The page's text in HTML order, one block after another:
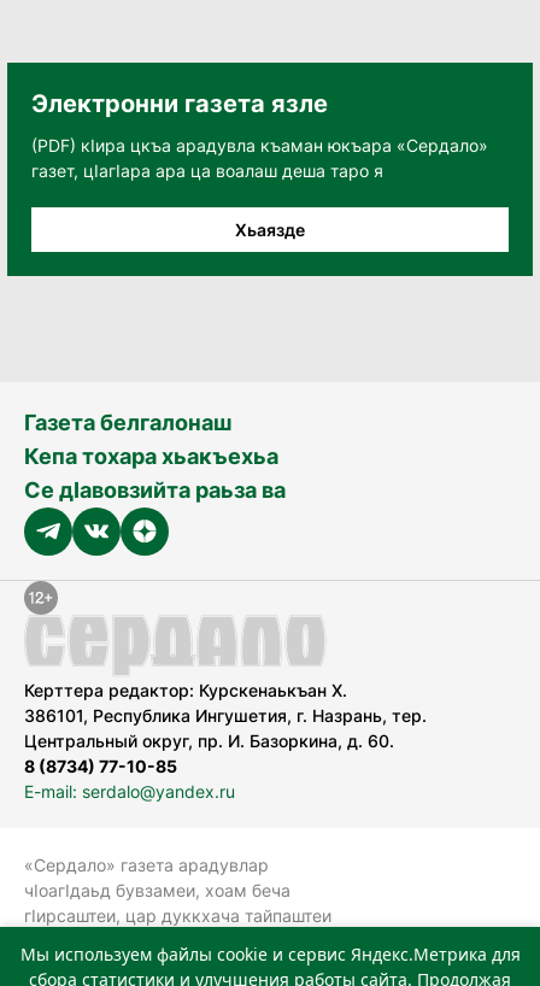
Электронни газета язле
(PDF) кӀира цкъа арадувла къаман юкъара «Сердало»
газет, цӀагӀара ара ца воалаш деша таро я
Хьаязде
Газета белгалонаш
Кепа тохара хьакъехьа
Се дӀавовзийта раьза ва
Керттера редактор: Курскенаькъан Х.
386101, Республика Ингушетия, г. Назрань, тер.
Центральный округ, пр. И. Базоркина, д. 60.
8 (8734) 77-10-85
E-mail: serdalo@yandex.ru
«Сердало» газета арадувлар
чIоагIдаьд бувзамеи, хоам беча
гIирсаштеи, цар дуккхача тайпаштеи
болхлоша (Роскомнадзор).
Мы используем файлы cookie и сервис Яндекс.Метрика для
сбора статистики и улучшения работы сайта. Продолжая